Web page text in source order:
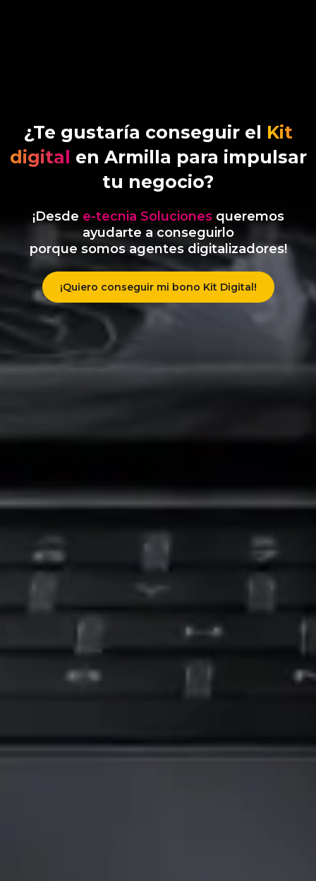
¿Te gustaría conseguir el Kit
digital en Armilla para impulsar
tu negocio?
¡Desde e-tecnia Solucionesqueremos
ayudarte a conseguirlo
porque somos agentes digitalizadores!
¡Quiero conseguir mi bono Kit Digital!